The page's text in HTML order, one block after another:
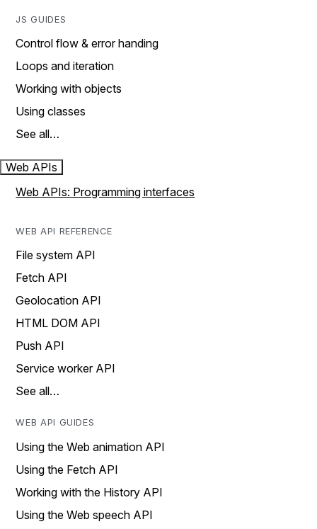
JS GUIDES
Control flow & error handing
Loops and iteration
Working with objects
Using classes
See all…
Web APIs
Web APIs: Programming interfaces
WEB API REFERENCE
File system API
Fetch API
Geolocation API
HTML DOM API
Push API
Service worker API
See all…
WEB API GUIDES
Using the Web animation API
Using the Fetch API
Working with the History API
Using the Web speech API